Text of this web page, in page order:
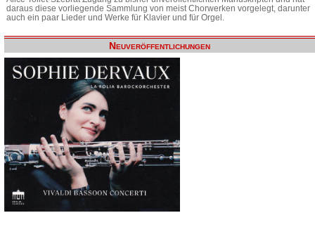
daraus diese vorliegende Sammlung von meist Chorwerken vorgelegt, darunter
auch ein paar Lieder und Werke für Klavier und für Orgel.
Neuveröffentlichungen